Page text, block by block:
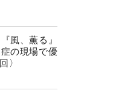
風、薫る』
の現場で優
〉